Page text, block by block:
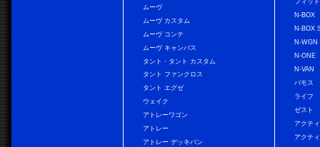
ムーヴ
ムーヴ カスタム
ムーヴ コンテ
ムーヴ キャンバス
タント・タント カスタム
タント ファンクロス
タント エグゼ
ウェイク
アトレーワゴン
アトレー
アトレー デッキバン
N-BOX
N-BOX
N-WGN
N-ONE
N-VAN
バモス
ライフ
ゼスト
アクテ
アクテ